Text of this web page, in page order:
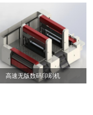
高速无版数码印刷机